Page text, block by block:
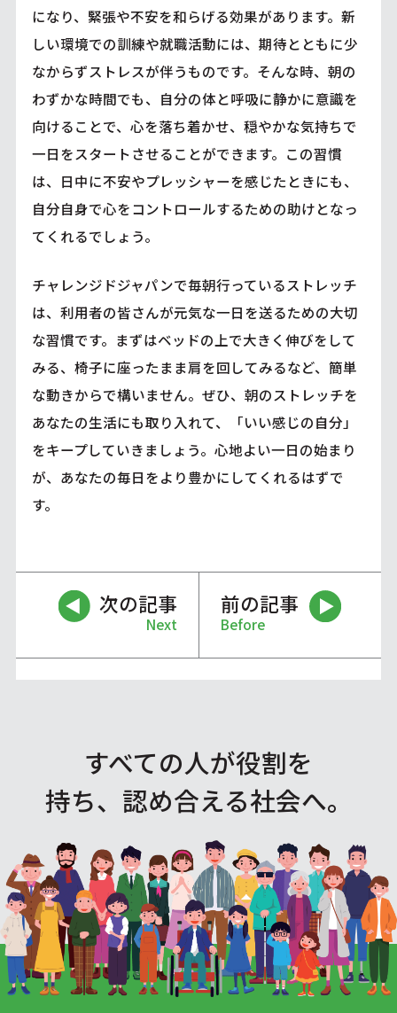
になり、緊張や不安を和らげる効果があります。新
しい環境での訓練や就職活動には、期待とともに少
なからずストレスが伴うものです。そんな時、朝の
わずかな時間でも、自分の体と呼吸に静かに意識を
向けることで、心を落ち着かせ、穏やかな気持ちで
一日をスタートさせることができます。この習慣
は、日中に不安やプレッシャーを感じたときにも、
自分自身で心をコントロールするための助けとなっ
てくれるでしょう。
チャレンジドジャパンで毎朝行っているストレッチ
は、利用者の皆さんが元気な一日を送るための大切
な習慣です。まずはベッドの上で大きく伸びをして
みる、椅子に座ったまま肩を回してみるなど、簡単
な動きからで構いません。ぜひ、朝のストレッチを
あなたの生活にも取り入れて、「いい感じの自分」
をキープしていきましょう。心地よい一日の始まり
が、あなたの毎日をより豊かにしてくれるはずで
す。
次の記事
Next
前の記事
Before
すべての人が役割を
持ち、認め合える社会へ。